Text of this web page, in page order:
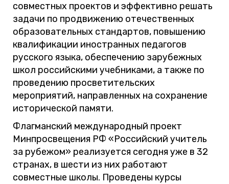
совместных проектов и эффективно решать
задачи по продвижению отечественных
образовательных стандартов, повышению
квалификации иностранных педагогов
русского языка, обеспечению зарубежных
школ российскими учебниками, а также по
проведению просветительских
мероприятий, направленных на сохранение
исторической памяти.
Флагманский международный проект
Минпросвещения РФ «Российский учитель
за рубежом» реализуется сегодня уже в 32
странах, в шести из них работают
совместные школы. Проведены курсы